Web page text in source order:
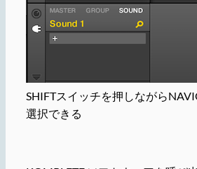
SHIFTスイッチを押しながら
選択できる